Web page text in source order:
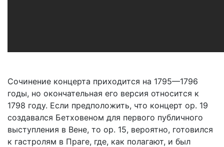
Сочинение концерта приходится на 1795—1796
годы, но окончательная его версия относится к
1798 году. Если предположить, что концерт ор. 19
создавался Бетховеном для первого публичного
выступления в Вене, то ор. 15, вероятно, готовился
к гастролям в Праге, где, как полагают, и был